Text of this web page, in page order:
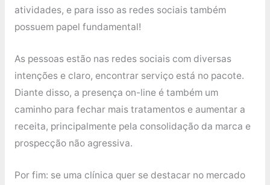
atividades, e para isso as redes sociais também
possuem papel fundamental!
As pessoas estão nas redes sociais com diversas
intenções e claro, encontrar serviço está no pacote.
Diante disso, a presença on-line é também um
caminho para fechar mais tratamentos e aumentar a
receita, principalmente pela consolidação da marca e
prospecção não agressiva.
Por fim: se uma clínica quer se destacar no mercado